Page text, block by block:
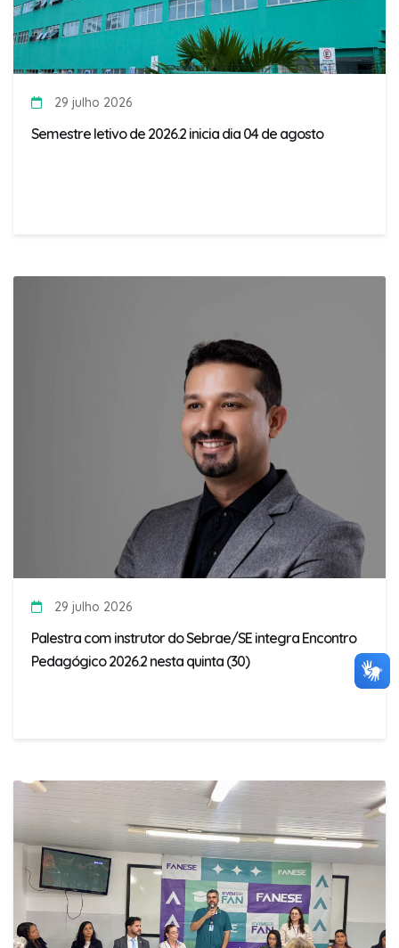
29 julho 2026
Semestre letivo de 2026.2 inicia dia 04 de agosto
29 julho 2026
Palestra com instrutor do Sebrae/SE integra Encontro
Pedagógico 2026.2 nesta quinta (30)